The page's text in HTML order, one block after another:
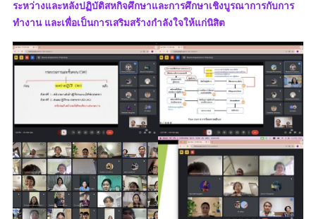
ระหว่างและหลังปฏิบัติสหกิจศึกษาและการศึกษาเชิงบูรณาการกับการ
ทำงาน และเพื่อเป็นการเสริมสร้างกำลังใจให้แก่นิสิต